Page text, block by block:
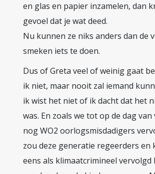
en glas en papier inzamelen, dan
gevoel dat je wat deed.
Nu kunnen ze niks anders dan de
smeken iets te doen.
Dus of Greta veel of weinig gaat
ik niet, maar nooit zal iemand
ik wist het niet of ik dacht dat het
was. En zoals we tot op de dag van
nog WO2 oorlogsmisdadigers
zou deze generatie regeerders en
eens als klimaatcrimineel vervolgd